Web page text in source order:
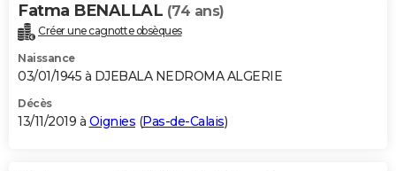
Fatma BENALLAL (74 ans)
Créer une cagnotte obsèques
Naissance
03/01/1945 à DJEBALA NEDROMA ALGERIE
Décès
13/11/2019 à Oignies (Pas-de-Calais)